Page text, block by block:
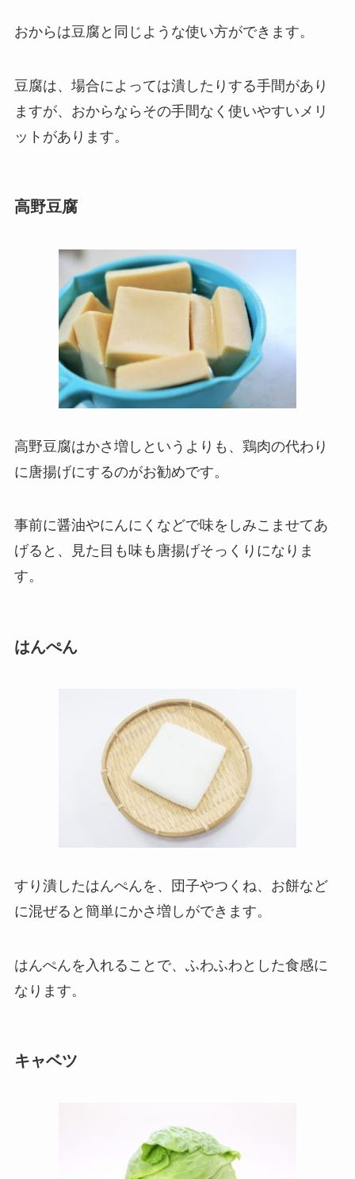
おからは豆腐と同じような使い方ができます。
豆腐は、場合によっては潰したりする手間があり
ますが、おからならその手間なく使いやすいメリ
ットがあります。
高野豆腐
高野豆腐はかさ増しというよりも、鶏肉の代わり
に唐揚げにするのがお勧めです。
事前に醤油やにんにくなどで味をしみこませてあ
げると、見た目も味も唐揚げそっくりになりま
す。
はんぺん
すり潰したはんぺんを、団子やつくね、お餅など
に混ぜると簡単にかさ増しができます。
はんぺんを入れることで、ふわふわとした食感に
なります。
キャベツ